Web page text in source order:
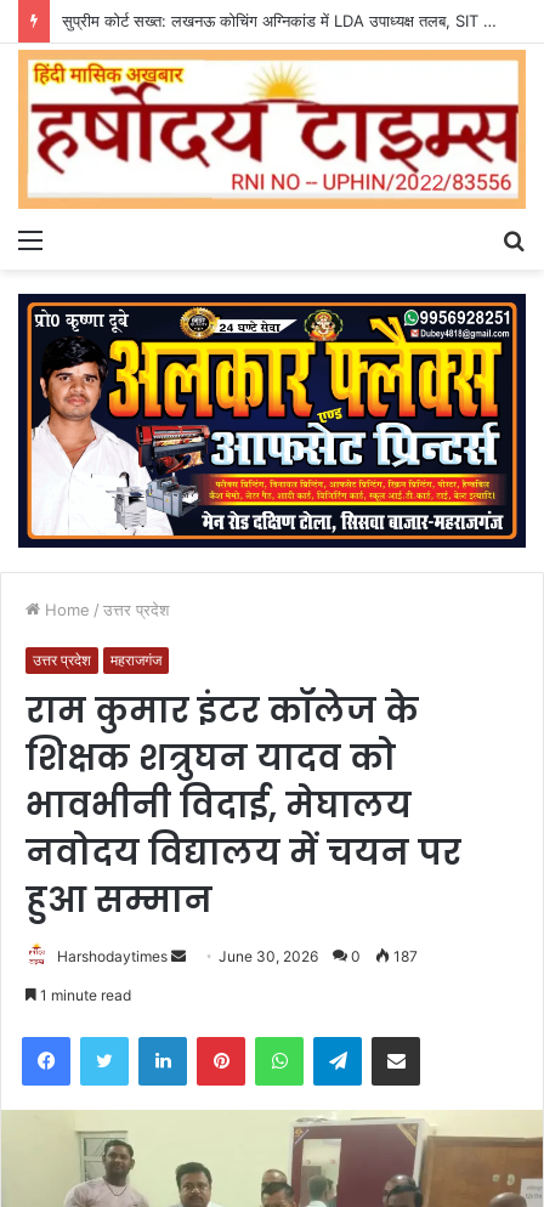
सुप्रीम कोर्ट सख्त: लखनऊ कोचिंग अग्निकांड में LDA उपाध्यक्ष तलब, SIT से मांगी सीलबंद रिपोर्ट
Menu
Home / उत्तर प्रदेश
उत्तर प्रदेश महराजगंज
राम कुमार इंटर कॉलेज के
शिक्षक शत्रुघन यादव को
भावभीनी विदाई, मेघालय
नवोदय विद्यालय में चयन पर
हुआ सम्मान
Harshodaytimes
SendJune 30, 2026 0 187
1 minute read
FacebookTwitter LinkedInPinterestWhatsAppTelegramShare via Email